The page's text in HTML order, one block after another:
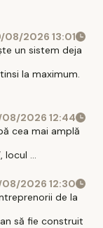
08/2026 13:01
un sistem deja
la maximum.
2026 12:44
cea mai amplă
locul ...
2026 12:30
de la
să fie construit